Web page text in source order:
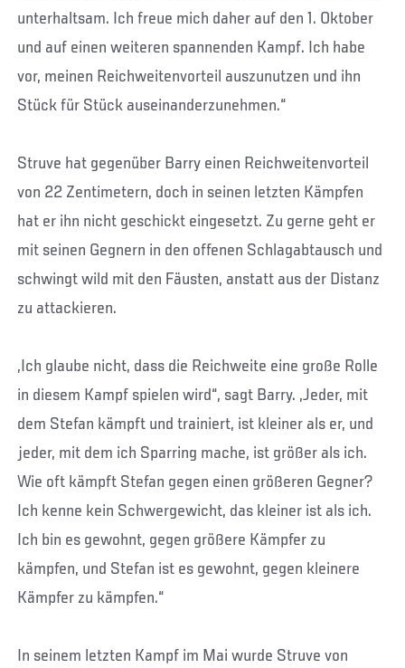
unterhaltsam. Ich freue mich daher auf den 1. Oktober
und auf einen weiteren spannenden Kampf. Ich habe
vor, meinen Reichweitenvorteil auszunutzen und ihn
Stück für Stück auseinanderzunehmen.“
Struve hat gegenüber Barry einen Reichweitenvorteil
von 22 Zentimetern, doch in seinen letzten Kämpfen
hat er ihn nicht geschickt eingesetzt. Zu gerne geht er
mit seinen Gegnern in den offenen Schlagabtausch und
schwingt wild mit den Fäusten, anstatt aus der Distanz
zu attackieren.
„Ich glaube nicht, dass die Reichweite eine große Rolle
in diesem Kampf spielen wird“, sagt Barry. „Jeder, mit
dem Stefan kämpft und trainiert, ist kleiner als er, und
jeder, mit dem ich Sparring mache, ist größer als ich.
Wie oft kämpft Stefan gegen einen größeren Gegner?
Ich kenne kein Schwergewicht, das kleiner ist als ich.
Ich bin es gewohnt, gegen größere Kämpfer zu
kämpfen, und Stefan ist es gewohnt, gegen kleinere
Kämpfer zu kämpfen.“
In seinem letzten Kampf im Mai wurde Struve von